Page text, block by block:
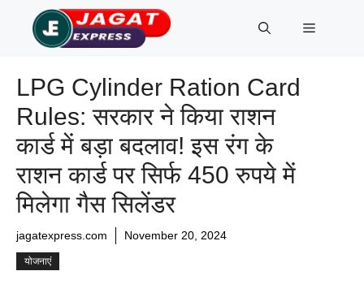
content
Menu
LPG Cylinder Ration Card
Rules: सरकार ने किया राशन
कार्ड में बड़ा बदलाव! इस रंग के
राशन कार्ड पर सिर्फ 450 रुपये में
मिलेगा गैस सिलेंडर
jagatexpress.com November 20, 2024
योजनाएं